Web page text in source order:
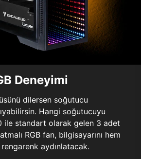
Deneyimi
dilersen soğutucu
Hangi soğutucuyu
ile standart olarak gelen 3 adet
RGB fan, bilgisayarını hem
aydınlatacak.